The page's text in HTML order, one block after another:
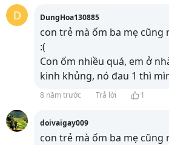
D DungHoa130885
con trẻ mà ốm ba mẹ
:(
Con ốm nhiều quá, em ở
kinh khủng, nó đau 1 thì
8 năm trước Trả lời 1
doivaigay009
con trẻ mà ốm ba mẹ